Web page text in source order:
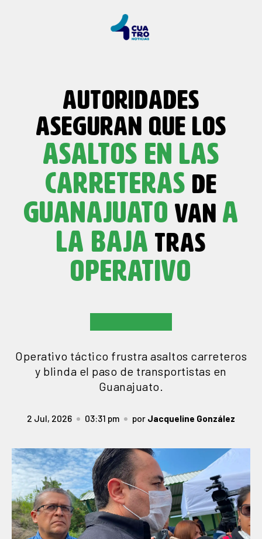
AUTORIDADES
ASEGURAN QUE LOS
ASALTOS EN LAS
CARRETERAS DE
GUANAJUATO VAN A
LA BAJA TRAS
OPERATIVO
Operativo táctico frustra asaltos carreteros
y blinda el paso de transportistas en
Guanajuato.
2 Jul, 2026 03:31 pm por Jacqueline González